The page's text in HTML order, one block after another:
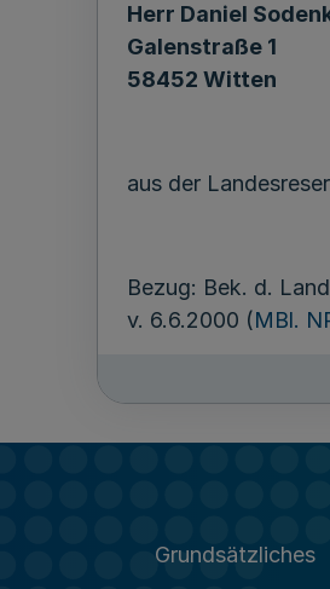
Herr Daniel
Galenstraße 1
58452 Witten
aus der
Bezug: Bek. d.
v. 6.6.2000 (MBl.
Grundsätzliches